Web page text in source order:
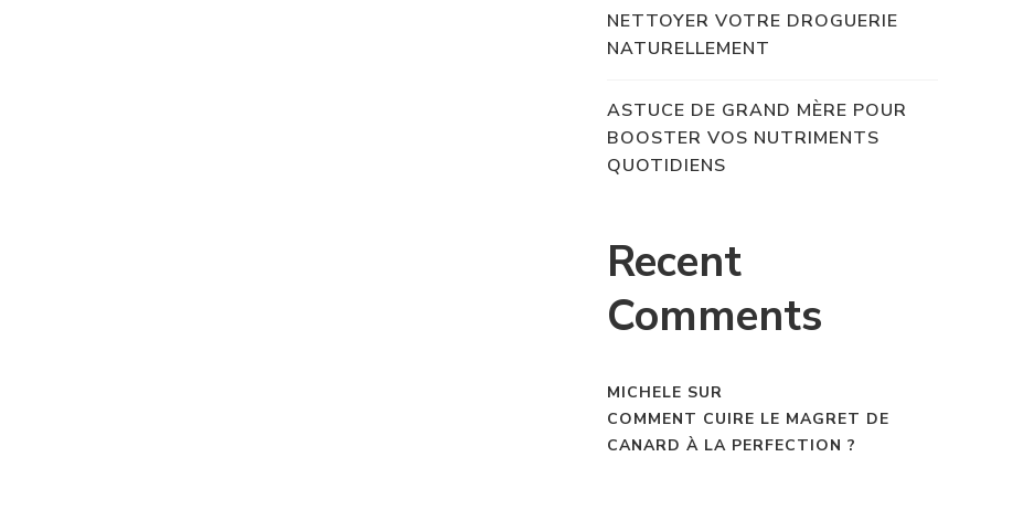
NETTOYER VOTRE DROGUERIE
NATURELLEMENT
ASTUCE DE GRAND MÈRE POUR
BOOSTER VOS NUTRIMENTS
QUOTIDIENS
Recent
Comments
MICHELE SUR
COMMENT CUIRE LE MAGRET DE
CANARD À LA PERFECTION ?